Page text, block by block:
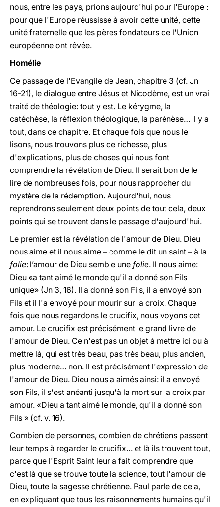
nous, entre les pays, prions aujourd'hui pour l'Europe :
pour que l'Europe réussisse à avoir cette unité, cette
unité fraternelle que les pères fondateurs de l'Union
européenne ont rêvée.
Homélie
Ce passage de l'Evangile de Jean, chapitre 3 (cf. Jn
16-21), le dialogue entre Jésus et Nicodème, est un vrai
traité de théologie: tout y est. Le kérygme, la
catéchèse, la réflexion théologique, la parénèse… il y a
tout, dans ce chapitre. Et chaque fois que nous le
lisons, nous trouvons plus de richesse, plus
d'explications, plus de choses qui nous font
comprendre la révélation de Dieu. Il serait bon de le
lire de nombreuses fois, pour nous rapprocher du
mystère de la rédemption. Aujourd'hui, nous
reprendrons seulement deux points de tout cela, deux
points qui se trouvent dans le passage d'aujourd'hui.
Le premier est la révélation de l'amour de Dieu. Dieu
nous aime et il nous aime – comme le dit un saint – à la
folie: l’amour de Dieu semble une folie. Il nous aime:
Dieu «a tant aimé le monde qu'il a donné son Fils
unique» (Jn 3, 16). Il a donné son Fils, il a envoyé son
Fils et il l'a envoyé pour mourir sur la croix. Chaque
fois que nous regardons le crucifix, nous voyons cet
amour. Le crucifix est précisément le grand livre de
l'amour de Dieu. Ce n'est pas un objet à mettre ici ou à
mettre là, qui est très beau, pas très beau, plus ancien,
plus moderne… non. Il est précisément l'expression de
l'amour de Dieu. Dieu nous a aimés ainsi: il a envoyé
son Fils, il s'est anéanti jusqu'à la mort sur la croix par
amour. «Dieu a tant aimé le monde, qu'il a donné son
Fils » (cf. v. 16).
Combien de personnes, combien de chrétiens passent
leur temps à regarder le crucifix… et là ils trouvent tout,
parce que l'Esprit Saint leur a fait comprendre que
c'est là que se trouve toute la science, tout l'amour de
Dieu, toute la sagesse chrétienne. Paul parle de cela,
en expliquant que tous les raisonnements humains qu'il